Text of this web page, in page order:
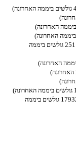
(25115 גולשים ביממה
(17932 גולשים ביממה